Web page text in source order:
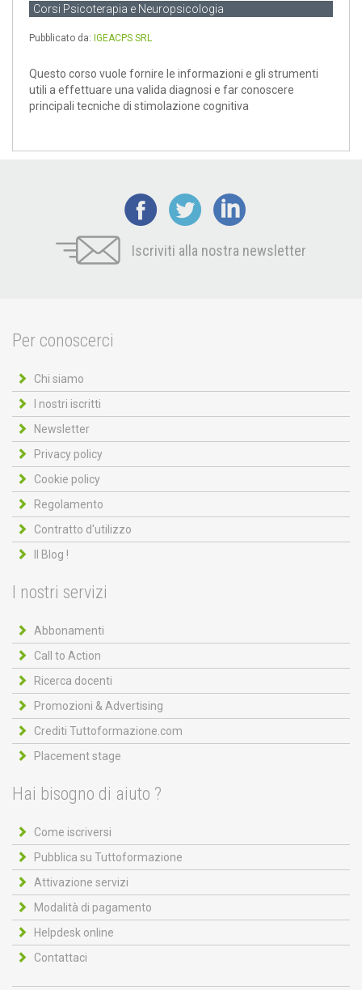
Corsi Psicoterapia e Neuropsicologia
Pubblicato da: IGEACPS SRL
Questo corso vuole fornire le informazioni e gli strumenti
utili a effettuare una valida diagnosi e far conoscere
principali tecniche di stimolazione cognitiva
Iscriviti alla nostra newsletter
Per conoscerci
Chi siamo
I nostri iscritti
Newsletter
Privacy policy
Cookie policy
Regolamento
Contratto d'utilizzo
Il Blog !
I nostri servizi
Abbonamenti
Call to Action
Ricerca docenti
Promozioni & Advertising
Crediti Tuttoformazione.com
Placement stage
Hai bisogno di aiuto ?
Come iscriversi
Pubblica su Tuttoformazione
Attivazione servizi
Modalità di pagamento
Helpdesk online
Contattaci